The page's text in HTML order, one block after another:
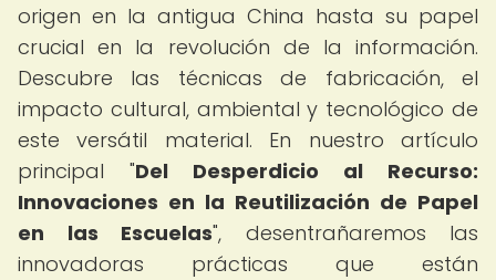
origen en la antigua China hasta su papel
crucial en la revolución de la información.
Descubre las técnicas de fabricación, el
impacto cultural, ambiental y tecnológico de
este versátil material. En nuestro artículo
principal "Del Desperdicio al Recurso:
Innovaciones en la Reutilización de Papel
en las Escuelas", desentrañaremos las
innovadoras prácticas que están